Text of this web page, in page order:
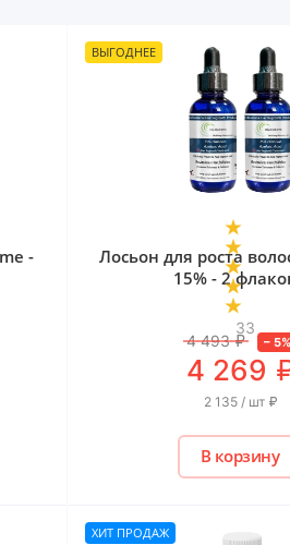
-
ВЫГОДНЕЕ
33
Лосьон для роста
15% - 2
4 493 ₽ – 5%
4 269
2 135 / шт ₽
В корзину
ХИТ ПРОДАЖ